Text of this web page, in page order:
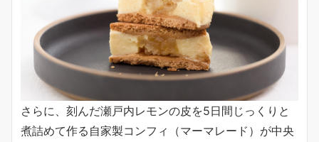
さらに、刻んだ瀬戸内レモンの皮を5日間じっくりと
煮詰めて作る自家製コンフィ（マーマレード）が中央